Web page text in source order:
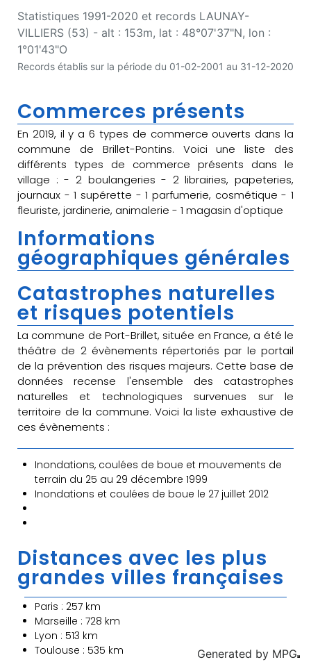
Statistiques 1991-2020 et records LAUNAY-
VILLIERS (53) - alt : 153m, lat : 48°07'37"N, lon :
1°01'43"O
Records établis sur la période du 01-02-2001 au 31-12-2020
Commerces présents
En 2019, il y a 6 types de commerce ouverts dans la
commune de Brillet-Pontins. Voici une liste des
différents types de commerce présents dans le
village : - 2 boulangeries - 2 librairies, papeteries,
journaux - 1 supérette - 1 parfumerie, cosmétique - 1
fleuriste, jardinerie, animalerie - 1 magasin d'optique
Informations
géographiques générales
Catastrophes naturelles
et risques potentiels
La commune de Port-Brillet, située en France, a été le
théâtre de 2 évènements répertoriés par le portail
de la prévention des risques majeurs. Cette base de
données recense l'ensemble des catastrophes
naturelles et technologiques survenues sur le
territoire de la commune. Voici la liste exhaustive de
ces évènements :
Inondations, coulées de boue et mouvements de
terrain du 25 au 29 décembre 1999
Inondations et coulées de boue le 27 juillet 2012
Distances avec les plus
grandes villes françaises
Paris : 257 km
Marseille : 728 km
Lyon : 513 km
Toulouse : 535 km
Generated by MPG